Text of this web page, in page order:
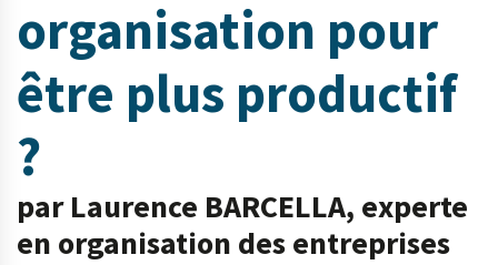
organisation pour
être plus productif
?
par Laurence BARCELLA, experte
en organisation des entreprises